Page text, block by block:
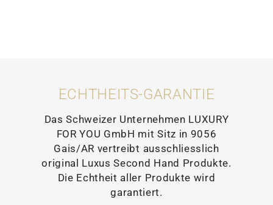
ECHTHEITS-GARANTIE
Das Schweizer Unternehmen LUXURY
FOR YOU GmbH mit Sitz in 9056
Gais/AR vertreibt ausschliesslich
original Luxus Second Hand Produkte.
Die Echtheit aller Produkte wird
garantiert.